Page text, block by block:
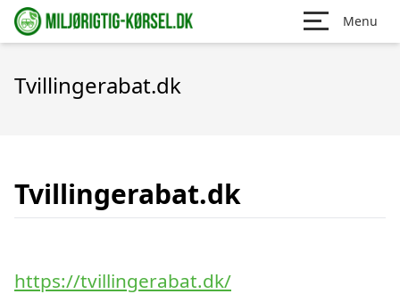
Menu
Tvillingerabat.dk
Tvillingerabat.dk
https://tvillingerabat.dk/